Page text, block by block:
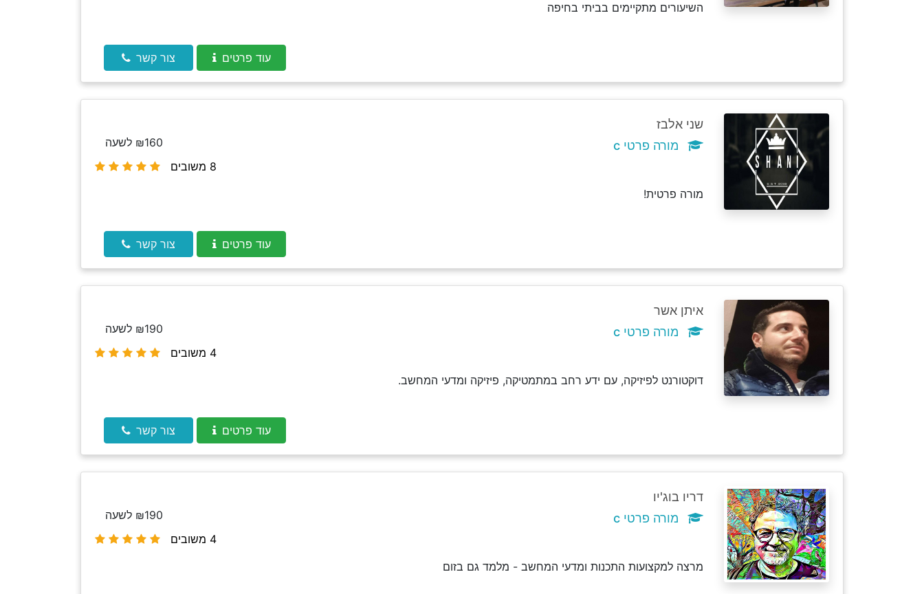
השיעורים מתקיימים בביתי בחיפה
עוד פרטים צור קשר
שני אלבז
מורה פרטי c
8 משובים
₪160 לשעה
מורה פרטית!
עוד פרטים צור קשר
איתן אשר
מורה פרטי c
4 משובים
₪190 לשעה
דוקטורנט לפיזיקה, עם ידע רחב במתמטיקה, פיזיקה ומדעי המחשב.
עוד פרטים צור קשר
דריו בוג'יו
מורה פרטי c
4 משובים
₪190 לשעה
מרצה למקצועות התכנות ומדעי המחשב - מלמד גם בזום